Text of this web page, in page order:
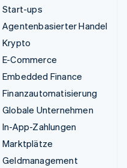
Start-ups
Agentenbasierter Handel
Krypto
E-Commerce
Embedded Finance
Finanzautomatisierung
Globale Unternehmen
In-App-Zahlungen
Marktplätze
Geldmanagement